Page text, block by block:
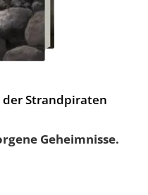
der Strandpiraten
Geheimnisse.